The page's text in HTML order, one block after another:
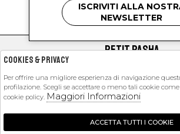
kids
PETIT PASHA
EXTRA
ISCRIVITI ALLA
NEWSLETTER
Cookies & Privacy
Per offrire una migliore esperienza di navigazione
profilazione. Scegli se accettare o meno tali cookie
cookie policy. Maggiori Informazioni
ACCETTA TUTTI I COOKIE